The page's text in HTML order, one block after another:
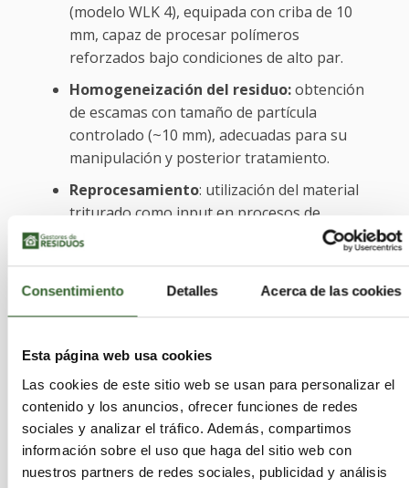
Consentimiento Detalles Acerca de las cookies
Esta página web usa cookies
Las cookies de este sitio web se usan para personalizar el
contenido y los anuncios, ofrecer funciones de redes
sociales y analizar el tráfico. Además, compartimos
información sobre el uso que haga del sitio web con
nuestros partners de redes sociales, publicidad y análisis
(modelo WLK 4), equipada con criba de 10
mm, capaz de procesar polímeros
reforzados bajo condiciones de alto par.
Homogeneización del residuo:obtención
de escamas con tamaño de partícula
controlado (~10 mm), adecuadas para su
manipulación y posterior tratamiento.
Reprocesamiento: utilización del material
triturado como input en procesos de
regranulación, en colaboración con
entidades de I+D, orientados a recuperar
propiedades funcionales del material.
compuestos reciclados mecánicamente, incluso
tras procesos de trituración que afectan a la
longitud de fibra, mantienen una procesabilidad
compatible con sistemas de extrusión de pellets
para fabricación aditiva. Esto abre la posibilidad
dereincorporar material secundarioen